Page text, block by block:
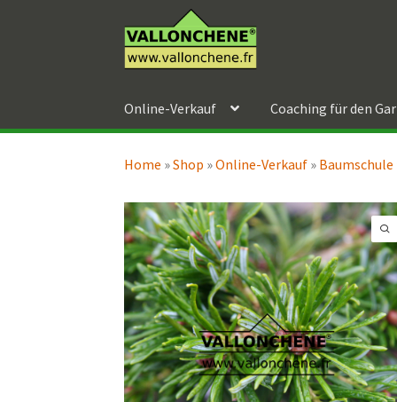
Navigation
springen
Inhalt
springen
Online-Verkauf Coaching für den
Home »Shop »Online-Verkauf » Baumschule